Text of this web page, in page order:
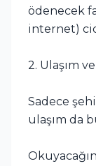
ödenecek
internet)
2. Ulaşım
Sadece
ulaşım da